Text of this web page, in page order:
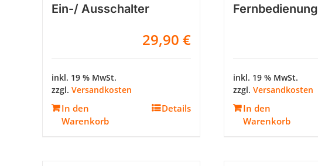
Ein-/ Ausschalter
29,90 €
inkl. 19 % MwSt.
zzgl. Versandkosten
In den
Warenkorb
Details
Fernbedienung
inkl. 19 % MwSt.
zzgl. Versandkosten
In den
Warenkorb